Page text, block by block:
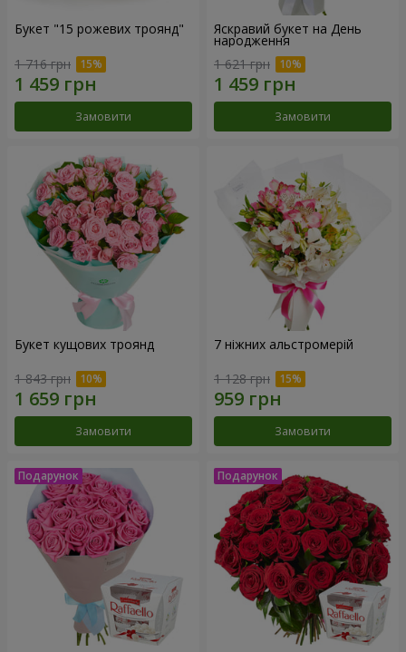
Букет "15 рожевих троянд"
1 716 грн
Замовити
Яскравий букет на День
народження
1 621 грн
Замовити
Букет кущових троянд
1 843 грн
Замовити
7 ніжних альстромерій
1 128 грн
Замовити